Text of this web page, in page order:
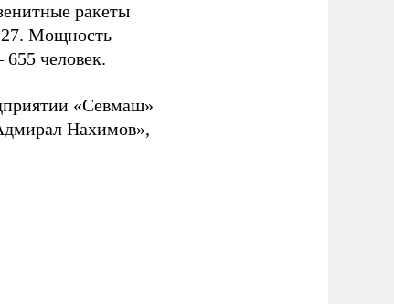
ракеты
27. Мощность
655 человек.
«Севмаш»
Нахимов»,